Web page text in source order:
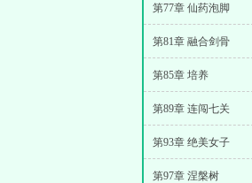
第77章 仙药泡脚
第81章 融合剑骨
第85章 培养
第89章 连闯七关
第93章 绝美女子
第97章 涅槃树